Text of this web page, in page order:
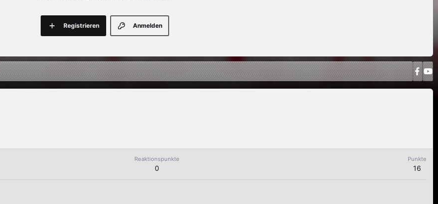
Anmelden
Registrieren
Reaktionspunkte
0
Punkte
16